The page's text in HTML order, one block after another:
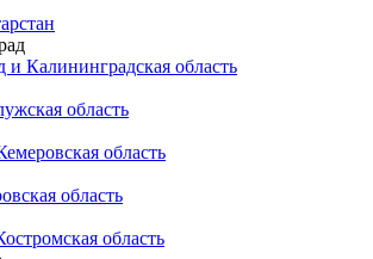
и Калининградская область
область
область
область
область